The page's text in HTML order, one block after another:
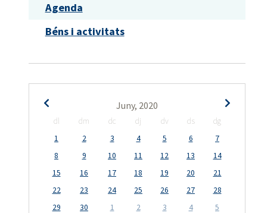
Agenda
Béns i activitats
Juny, 2020
dl dm dc dj dv ds
dg
1
2 3 4 5 6
7
8
9 10 11 12 13
14
15
16 17 18 19 20
21
22
23 24 25 26 27
28
29
30 1 2 3 4 5